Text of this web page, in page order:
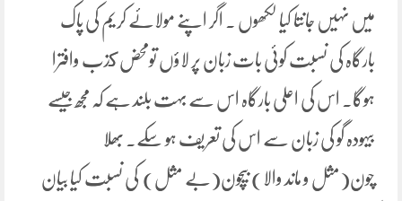
میں نہیں جانتا کیا لکھوں ۔ اگر اپنے مولائے کریم کی پاک
بارگاہ کی نسبت کوئی بات زبان پر لاؤں تومحض كذب وافترا
ہوگا۔ اس کی اعلی بارگاہ اس سے بہت بلند ہے کہ مجھ جیسے
بیہودہ گو کی زبان سے اس کی تعریف ہو سکے۔ بھلا
چون(مثل و ماند والا) بیچون(بے مثل) کی نسبت کیا بیان